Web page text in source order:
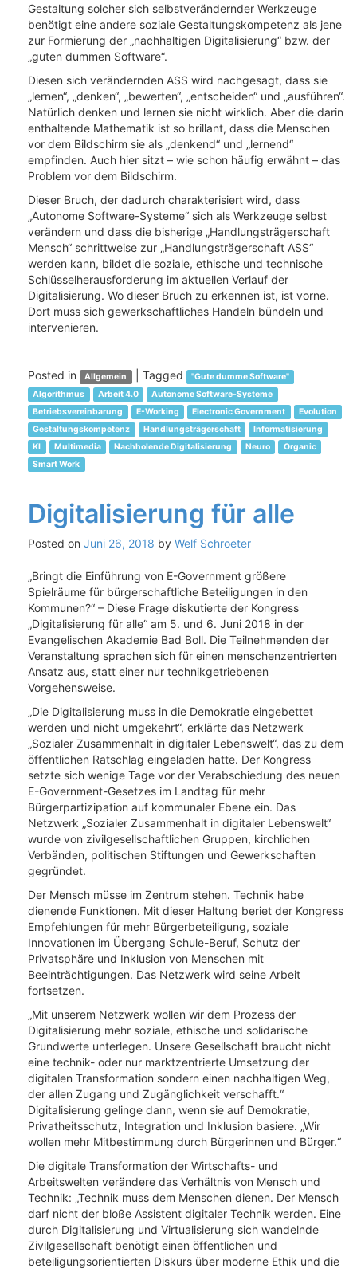
Gestaltung solcher sich selbstverändernder Werkzeuge
benötigt eine andere soziale Gestaltungskompetenz als jene
zur Formierung der „nachhaltigen Digitalisierung“ bzw. der
„guten dummen Software“.
Diesen sich verändernden ASS wird nachgesagt, dass sie
„lernen“, „denken“, „bewerten“, „entscheiden“ und „ausführen“.
Natürlich denken und lernen sie nicht wirklich. Aber die darin
enthaltende Mathematik ist so brillant, dass die Menschen
vor dem Bildschirm sie als „denkend“ und „lernend“
empfinden. Auch hier sitzt – wie schon häufig erwähnt – das
Problem vor dem Bildschirm.
Dieser Bruch, der dadurch charakterisiert wird, dass
„Autonome Software-Systeme“ sich als Werkzeuge selbst
verändern und dass die bisherige „Handlungsträgerschaft
Mensch“ schrittweise zur „Handlungsträgerschaft ASS“
werden kann, bildet die soziale, ethische und technische
Schlüsselherausforderung im aktuellen Verlauf der
Digitalisierung. Wo dieser Bruch zu erkennen ist, ist vorne.
Dort muss sich gewerkschaftliches Handeln bündeln und
intervenieren.
Posted in Allgemein Tagged
"Gute dumme Software"
Algorithmus
Arbeit 4.0
Autonome Software-Systeme
Betriebsvereinbarung
E-Working Electronic Government
Evolution
Gestaltungskompetenz
Handlungsträgerschaft
Informatisierung
KI
Multimedia Nachholende Digitalisierung Neuro
Organic
Smart Work
Digitalisierung für alle
Posted on Juni 26, 2018 by Welf Schroeter
„Bringt die Einführung von E-Government größere
Spielräume für bürgerschaftliche Beteiligungen in den
Kommunen?“ – Diese Frage diskutierte der Kongress
„Digitalisierung für alle“ am 5. und 6. Juni 2018 in der
Evangelischen Akademie Bad Boll. Die Teilnehmenden der
Veranstaltung sprachen sich für einen menschenzentrierten
Ansatz aus, statt einer nur technikgetriebenen
Vorgehensweise.
„Die Digitalisierung muss in die Demokratie eingebettet
werden und nicht umgekehrt“, erklärte das Netzwerk
„Sozialer Zusammenhalt in digitaler Lebenswelt“, das zu dem
öffentlichen Ratschlag eingeladen hatte. Der Kongress
setzte sich wenige Tage vor der Verabschiedung des neuen
E-Government-Gesetzes im Landtag für mehr
Bürgerpartizipation auf kommunaler Ebene ein. Das
Netzwerk „Sozialer Zusammenhalt in digitaler Lebenswelt“
wurde von zivilgesellschaftlichen Gruppen, kirchlichen
Verbänden, politischen Stiftungen und Gewerkschaften
gegründet.
Der Mensch müsse im Zentrum stehen. Technik habe
dienende Funktionen. Mit dieser Haltung beriet der Kongress
Empfehlungen für mehr Bürgerbeteiligung, soziale
Innovationen im Übergang Schule-Beruf, Schutz der
Privatsphäre und Inklusion von Menschen mit
Beeinträchtigungen. Das Netzwerk wird seine Arbeit
fortsetzen.
„Mit unserem Netzwerk wollen wir dem Prozess der
Digitalisierung mehr soziale, ethische und solidarische
Grundwerte unterlegen. Unsere Gesellschaft braucht nicht
eine technik- oder nur marktzentrierte Umsetzung der
digitalen Transformation sondern einen nachhaltigen Weg,
der allen Zugang und Zugänglichkeit verschafft.“
Digitalisierung gelinge dann, wenn sie auf Demokratie,
Privatheitsschutz, Integration und Inklusion basiere. „Wir
wollen mehr Mitbestimmung durch Bürgerinnen und Bürger.“
Die digitale Transformation der Wirtschafts- und
Arbeitswelten verändere das Verhältnis von Mensch und
Technik: „Technik muss dem Menschen dienen. Der Mensch
darf nicht der bloße Assistent digitaler Technik werden. Eine
durch Digitalisierung und Virtualisierung sich wandelnde
Zivilgesellschaft benötigt einen öffentlichen und
beteiligungsorientierten Diskurs über moderne Ethik und die